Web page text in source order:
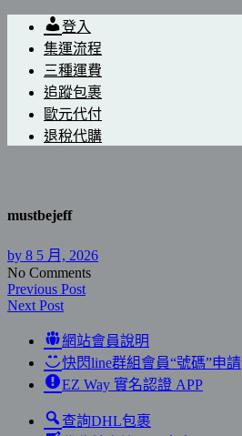
登入
集運流程
三種運費
追蹤包裹
歐元代付
退稅代購
mustbejeff
by 8 5 月, 2026
No Comments
Previous Post
Next Post
網站會員說明
快閃line群組會員“號碼”申請
EZ Way 實名認證 APP
查詢DHL包裹